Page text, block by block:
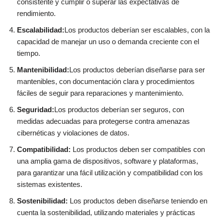
rendimiento.
Escalabilidad:Los productos deberían ser escalables, con la
capacidad de manejar un uso o demanda creciente con el
tiempo.
Mantenibilidad:Los productos deberían diseñarse para ser
mantenibles, con documentación clara y procedimientos
fáciles de seguir para reparaciones y mantenimiento.
Seguridad:Los productos deberían ser seguros, con
medidas adecuadas para protegerse contra amenazas
cibernéticas y violaciones de datos.
Compatibilidad: Los productos deben ser compatibles con
una amplia gama de dispositivos, software y plataformas,
para garantizar una fácil utilización y compatibilidad con los
sistemas existentes.
Sostenibilidad: Los productos deben diseñarse teniendo en
cuenta la sostenibilidad, utilizando materiales y prácticas